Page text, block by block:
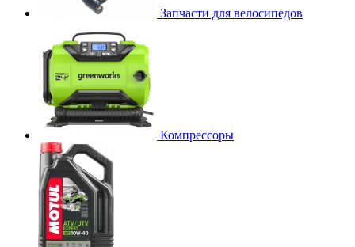
Запчасти для велосипедов
Компрессоры